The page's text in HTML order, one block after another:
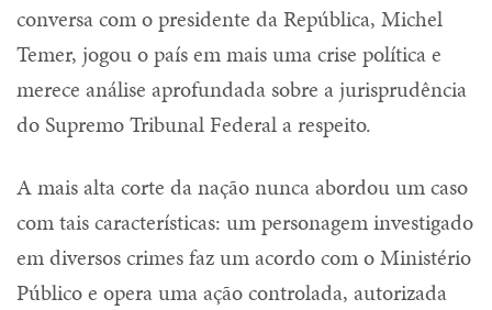
conversa com o presidente da República, Michel
Temer, jogou o país em mais uma crise política e
merece análise aprofundada sobre a jurisprudência
do Supremo Tribunal Federal a respeito.
A mais alta corte da nação nunca abordou um caso
com tais características: um personagem investigado
em diversos crimes faz um acordo com o Ministério
Público e opera uma ação controlada, autorizada